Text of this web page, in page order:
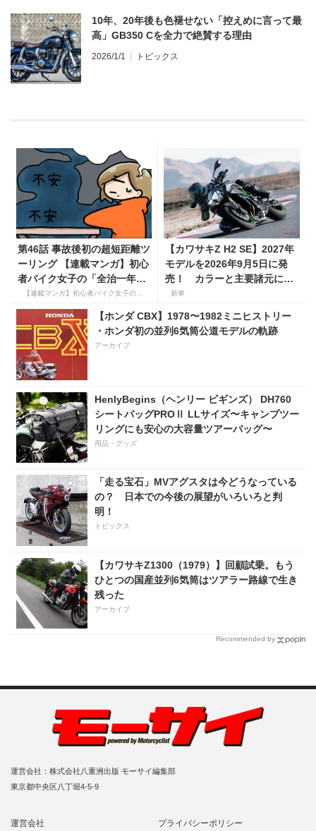
10年、20年後も色褪せない「控えめに言って最
高」GB350 Cを全力で絶賛する理由
2026/1/1 トピックス
第46話 事故後初の超短距離ツ
ーリング 【連載マンガ】初心
者バイク女子の「全治一年」
から始める起死回生日記
【カワサキZ H2 SE】2027年
モデルを2026年9月5日に発
売！ カラーと主要諸元に変
更はなく、価格は据え置きの
新車
【ホンダ CBX】1978〜1982ミニヒストリー
・ホンダ初の並列6気筒公道モデルの軌跡
アーカイブ
HenlyBegins（ヘンリー ビギンズ） DH760
シートバッグPROⅡ LLサイズ〜キャンプツー
リングにも安心の大容量ツアーバッグ〜
用品・グッズ
「走る宝石」MVアグスタは今どうなっている
の？ 日本での今後の展望がいろいろと判
明！
トピックス
【カワサキZ1300（1979）】回顧試乗。もう
ひとつの国産並列6気筒はツアラー路線で生き
残った
アーカイブ
Recommended by
運営会社：株式会社八重洲出版 モーサイ編集部
東京都中央区八丁堀4-5-9
運営会社 プライバシーポリシー